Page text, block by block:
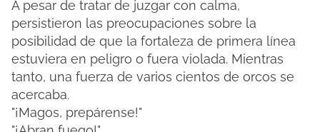
A pesar de tratar de juzgar con calma,
persistieron las preocupaciones sobre la
posibilidad de que la fortaleza de primera línea
estuviera en peligro o fuera violada. Mientras
tanto, una fuerza de varios cientos de orcos se
acercaba.
"¡Magos, prepárense!"